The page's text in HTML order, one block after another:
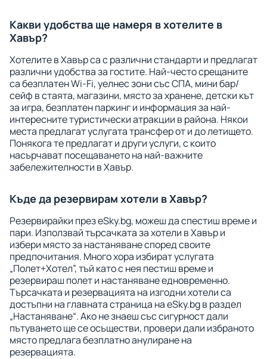
Какви удобства ще намеря в хотелите в
Хавър?
Хотелите в Хавър са с различни стандарти и предлагат
различни удобства за гостите. Най-често срещаните
са безплатен Wi-Fi, уелнес зони със СПА, мини бар/
сейф в стаята, магазини, място за хранене, детски кът
за игра, безплатен паркинг и информация за най-
интересните туристически атракции в района. Някои
места предлагат услугата трансфер от и до летището.
Понякога те предлагат и други услуги, с които
насърчават посещаването на най-важните
забележителности в Хавър.
Къде да резервирам хотели в Хавър?
Резервирайки през eSky.bg, можеш да спестиш време и
пари. Използвай търсачката за хотели в Хавър и
избери място за настаняване според своите
предпочитания. Много хора избират услугата
„Полет+Хотел”, тъй като с нея пестиш време и
резервираш полет и настаняване едновременно.
Търсачката и резервацията на изгодни хотели са
достъпни на главната страница на eSky.bg в раздел
„Настаняване“. Ако не знаеш със сигурност дали
пътуването ще се осъществи, провери дали избраното
място предлага безплатно анулиране на
резервацията.